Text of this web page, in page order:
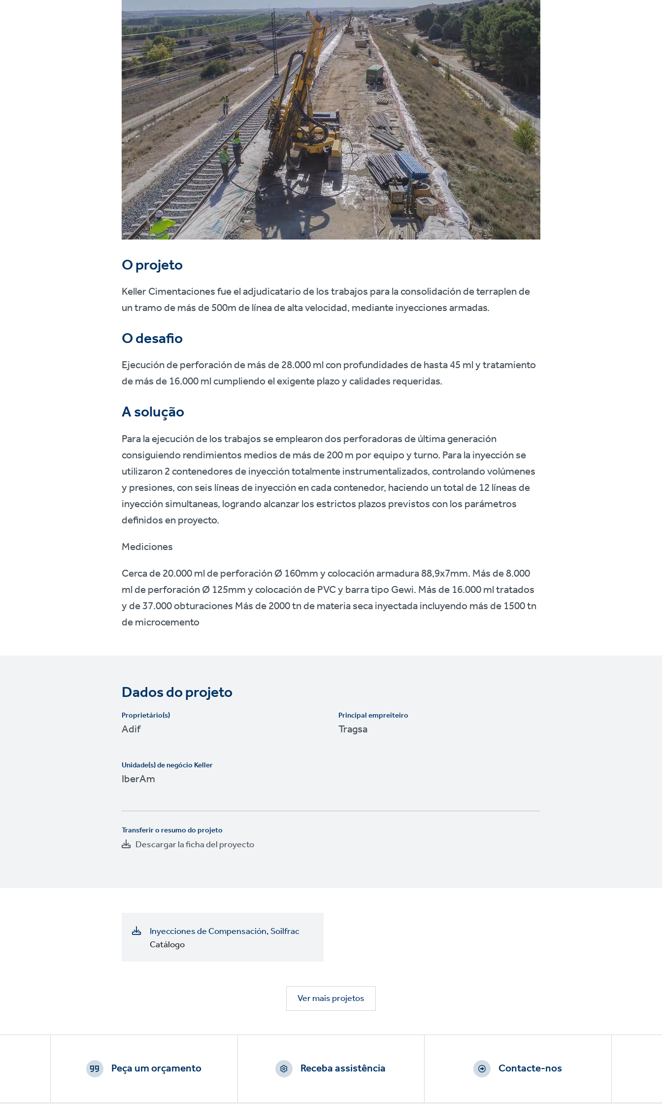
O projeto
Keller Cimentaciones fue el adjudicatario de los trabajos para la consolidación de terraplen de
un tramo de más de 500m de línea de alta velocidad, mediante inyecciones armadas.
O desafio
Ejecución de perforación de más de 28.000 ml con profundidades de hasta 45 ml y tratamiento
de más de 16.000 ml cumpliendo el exigente plazo y calidades requeridas.
A solução
Para la ejecución de los trabajos se emplearon dos perforadoras de última generación
consiguiendo rendimientos medios de más de 200 m por equipo y turno. Para la inyección se
utilizaron 2 contenedores de inyección totalmente instrumentalizados, controlando volúmenes
y presiones, con seis líneas de inyección en cada contenedor, haciendo un total de 12 líneas de
inyección simultaneas, logrando alcanzar los estrictos plazos previstos con los parámetros
definidos en proyecto.
Mediciones
Cerca de 20.000 ml de perforación Ø 160mm y colocación armadura 88,9x7mm. Más de 8.000
ml de perforación Ø 125mm y colocación de PVC y barra tipo Gewi. Más de 16.000 ml tratados
y de 37.000 obturaciones Más de 2000 tn de materia seca inyectada incluyendo más de 1500 tn
de microcemento
Dados do projeto
Proprietário(s)
Adif
Unidade(s) de negócio Keller
IberAm
Principal empreiteiro
Tragsa
Transferir o resumo do projeto
Descargar la ficha del proyecto
Inyecciones de Compensación, Soilfrac
Catálogo
Ver mais projetos
Footer
Peça um orçamento Receba assistência Contacte-nos